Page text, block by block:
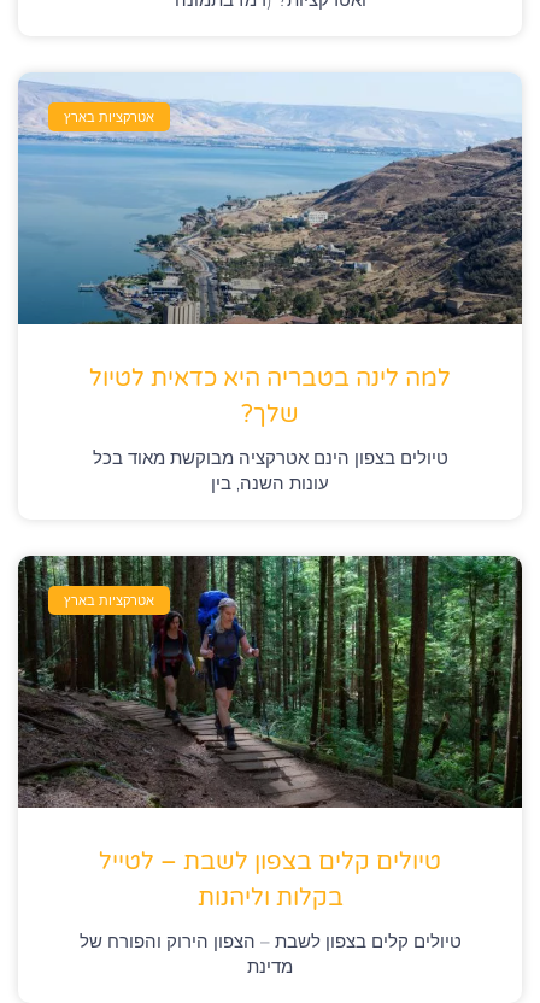
אטרקציות בארץ
למה לינה בטבריה היא כדאית לטיול
שלך?
טיולים בצפון הינם אטרקציה מבוקשת מאוד בכל
עונות השנה, בין
אטרקציות בארץ
טיולים קלים בצפון לשבת – לטייל
בקלות וליהנות
טיולים קלים בצפון לשבת – הצפון הירוק והפורח של
מדינת